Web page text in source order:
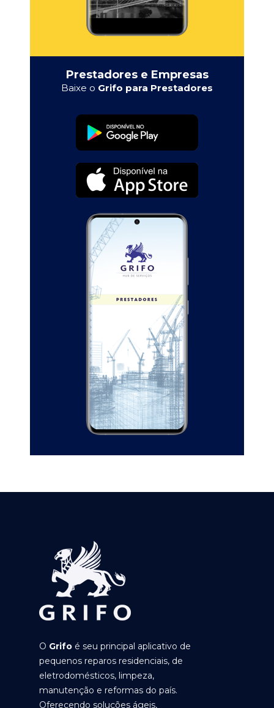
Prestadores e Empresas
Baixe o Grifo para Prestadores
O Grifo é seu principal aplicativo de
pequenos reparos residenciais, de
eletrodomésticos, limpeza,
manutenção e reformas do país.
Oferecendo soluções ágeis,